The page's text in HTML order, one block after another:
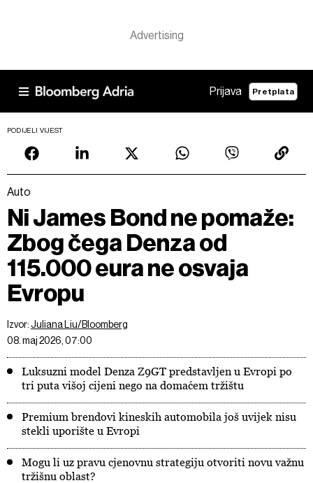
Prijava Pretplata
PODIJELI VIJEST
Auto
Ni James Bond ne pomaže:
Zbog čega Denza od
115.000 eura ne osvaja
Evropu
Izvor:Juliana Liu/Bloomberg
08. maj 2026, 07:00
Luksuzni model Denza Z9GT predstavljen u Evropi po
tri puta višoj cijeni nego na domaćem tržištu
Premium brendovi kineskih automobila još uvijek nisu
stekli uporište u Evropi
Mogu li uz pravu cjenovnu strategiju otvoriti novu važnu
tržišnu oblast?